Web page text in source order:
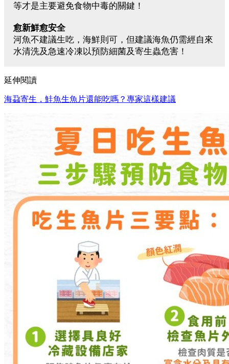
等才是主要避免食物中毒的關鍵！
愈新鮮愈安全
河魚不建議生吃，海鮮則可，但建議海魚仍需經自來
水清洗及急速冷凍以預防細菌及寄生蟲危害！
延伸閱讀
海蝨寄生，鮭魚生魚片還能吃嗎？專家這樣建議